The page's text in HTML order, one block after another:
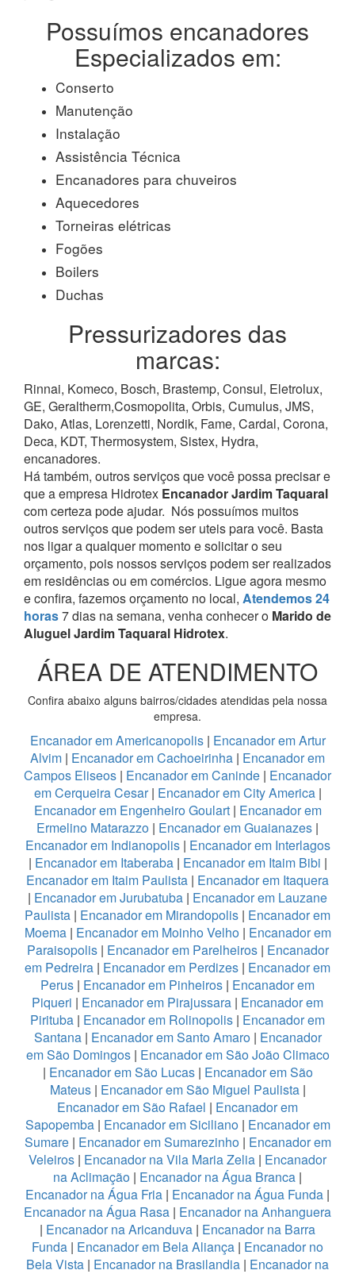
Possuímos encanadores
Especializados em:
Conserto
Manutenção
Instalação
Assistência Técnica
Encanadores para chuveiros
Aquecedores
Torneiras elétricas
Fogões
Boilers
Duchas
Pressurizadores das
marcas:
Rinnai, Komeco, Bosch, Brastemp, Consul, Eletrolux,
GE, Geraltherm,Cosmopolita, Orbis, Cumulus, JMS,
Dako, Atlas, Lorenzetti, Nordik, Fame, Cardal, Corona,
Deca, KDT, Thermosystem, Sistex, Hydra,
encanadores.
Há também, outros serviços que você possa precisar e
que a empresa Hidrotex Encanador Jardim Taquaral
com certeza pode ajudar. Nós possuímos muitos
outros serviços que podem ser uteis para você. Basta
nos ligar a qualquer momento e solicitar o seu
orçamento, pois nossos serviços podem ser realizados
em residências ou em comércios. Ligue agora mesmo
e confira, fazemos orçamento no local, Atendemos 24
horas7 dias na semana, venha conhecer o Marido de
Aluguel Jardim Taquaral Hidrotex.
ÁREA DE ATENDIMENTO
Confira abaixo alguns bairros/cidades atendidas pela nossa
empresa.
Encanador em Americanopolis | Encanador em Artur
Alvim | Encanador em Cachoeirinha | Encanador em
Campos Eliseos | Encanador em Caninde | Encanador
em Cerqueira Cesar| Encanador em City America |
Encanador em Engenheiro Goulart | Encanador em
Ermelino Matarazzo | Encanador em Guaianazes |
Encanador em Indianopolis| Encanador em Interlagos
| Encanador em Itaberaba| Encanador em Itaim Bibi |
Encanador em Itaim Paulista | Encanador em Itaquera
| Encanador em Jurubatuba | Encanador em Lauzane
Paulista | Encanador em Mirandopolis | Encanador em
Moema| Encanador em Moinho Velho | Encanador em
Paraisopolis| Encanador em Parelheiros| Encanador
em Pedreira | Encanador em Perdizes | Encanador em
Perus | Encanador em Pinheiros | Encanador em
Piqueri | Encanador em Pirajussara | Encanador em
Pirituba | Encanador em Rolinopolis | Encanador em
Santana| Encanador em Santo Amaro| Encanador
em São Domingos| Encanador em São João Climaco
| Encanador em São Lucas| Encanador em São
Mateus | Encanador em São Miguel Paulista|
Encanador em São Rafael | Encanador em
Sapopemba | Encanador em Siciliano| Encanador em
Sumare| Encanador em Sumarezinho| Encanador em
Veleiros | Encanador na Vila Maria Zelia | Encanador
na Aclimação | Encanador na Água Branca |
Encanador na Água Fria | Encanador na Água Funda |
Encanador na Água Rasa | Encanador na Anhanguera
| Encanador na Aricanduva | Encanador na Barra
Funda | Encanador em Bela Aliança | Encanador no
Bela Vista | Encanador na Brasilandia | Encanador na